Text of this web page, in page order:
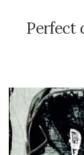
Perfect